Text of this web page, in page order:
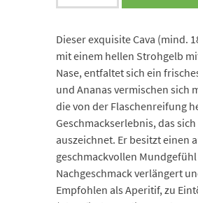
Brut
Nature
Reserva
Menge
Dieser exquisite Cava (mind.
mit einem hellen Strohgelb
Nase, entfaltet sich ein
und Ananas vermischen sich
die von der Flaschenreifung
Geschmackserlebnis, das
auszeichnet. Er besitzt einen
geschmackvollen
Nachgeschmack verlängert
Empfohlen als Aperitif, zu